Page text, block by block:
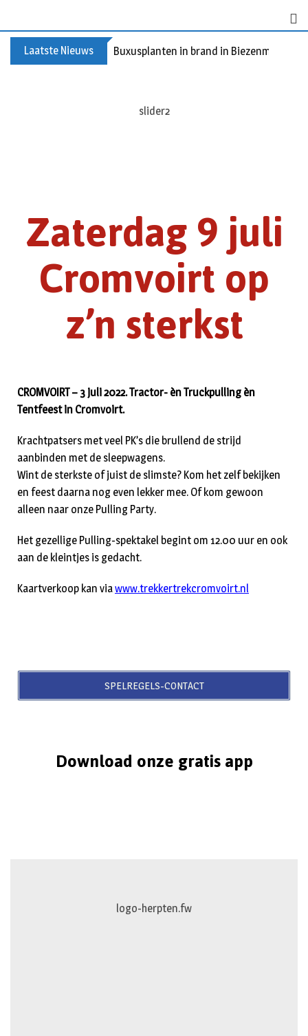
Laatste Nieuws Buxusplanten in brand in Biezenmortel,
Slider1
logo-herpten.fw
Zaterdag 9 juli
Cromvoirt op
z’n sterkst
CROMVOIRT – 3 juli 2022. Tractor- èn Truckpulling èn
Tentfeest in Cromvoirt.
Krachtpatsers met veel PK’s die brullend de strijd
aanbinden met de sleepwagens.
Wint de sterkste of juist de slimste? Kom het zelf bekijken
en feest daarna nog even lekker mee. Of kom gewoon
alleen naar onze Pulling Party.
Het gezellige Pulling-spektakel begint om 12.00 uur en ook
aan de kleintjes is gedacht.
Kaartverkoop kan viawww.trekkertrekcromvoirt.nl
SPELREGELS-CONTACT
Download onze gratis app